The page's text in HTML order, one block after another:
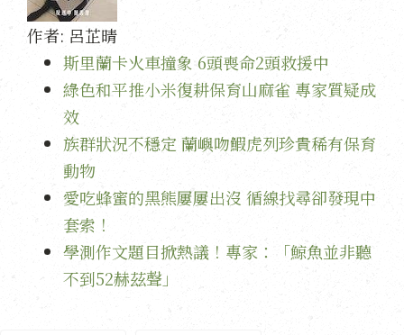
作者: 呂芷晴
斯里蘭卡火車撞象 6頭喪命2頭救援中
綠色和平推小米復耕保育山麻雀 專家質疑成
效
族群狀況不穩定 蘭嶼吻鰕虎列珍貴稀有保育
動物
愛吃蜂蜜的黑熊屢屢出沒 循線找尋卻發現中
套索！
學測作文題目掀熱議！專家：「鯨魚並非聽
不到52赫茲聲」